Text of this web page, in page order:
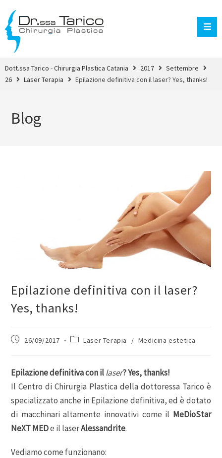
Dott.ssa Tarico - Chirurgia Plastica Catania 2017
Settembre
26
Laser Terapia Epilazione definitiva con il laser? Yes, thanks!
Blog
Epilazione definitiva con il laser?
Yes, thanks!
26/09/2017 Laser Terapia / Medicina estetica
Epilazione definitiva con illaser? Yes, thanks!
Il Centro di Chirurgia Plastica della dottoressa Tarico è
specializzato anche in Epilazione definitiva, ed è dotato
di macchinari altamente innovativi come il MeDioStar
NeXT MEDe il laserAlessandrite.
Vediamo come funzionano: